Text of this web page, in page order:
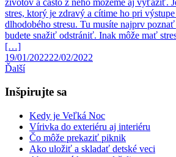
stres, ktorý je zdravý a cítime ho pri
dlhodobého stresu. Tu musíte najprv
budete snažiť odstrániť. Inak môže mať
[…]
19/01/202222/02/2022
Ďalší
Inšpirujte sa
Kedy je Veľká Noc
Vírivka do exteriéru aj interiéru
Čo môže prekaziť piknik
Ako uložiť a skladať detské veci